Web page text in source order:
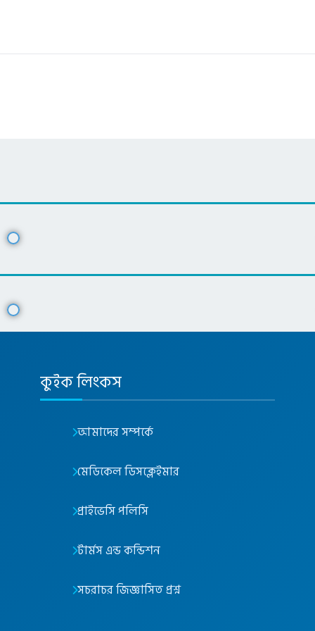
কুইক লিংকস
আমাদের সম্পর্কে
মেডিকেল ডিসক্লেইমার
প্রাইভেসি পলিসি
টার্মস এন্ড কন্ডিশন
সচরাচর জিজ্ঞাসিত প্রশ্ন